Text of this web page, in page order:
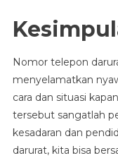
Nomor telepon
menyelamatkan
cara dan situasi
tersebut sangatlah
kesadaran dan
darurat, kita bisa